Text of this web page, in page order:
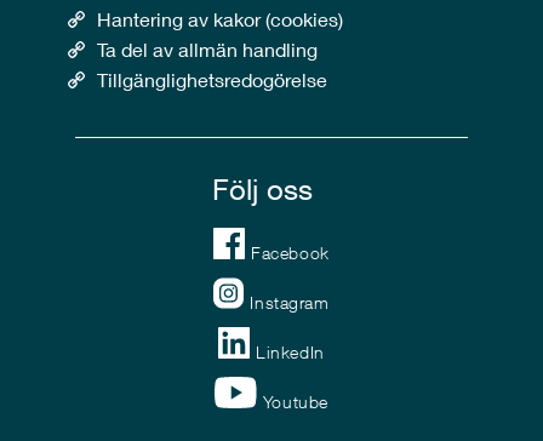
Hantering av kakor (cookies)
Ta del av allmän handling
Tillgänglighetsredogörelse
Följ oss
Facebook
Instagram
LinkedIn
Youtube